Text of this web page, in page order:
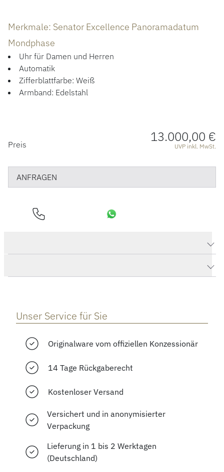
ÜBER UNS
Merkmale: Senator Excellence Panoramadatum
Mondphase
Uhr für Damen und Herren
Automatik
Zifferblattfarbe: Weiß
Armband: Edelstahl
PREISINFORMATIONEN
Preis 13.000,00 €
UVP inkl. MwSt.
ANFRAGEN
Unser Service für Sie
Originalware vom offiziellen Konzessionär
14 Tage Rückgaberecht
Kostenloser Versand
Versichert und in anonymisierter
Verpackung
Lieferung in 1 bis 2 Werktagen
(Deutschland)